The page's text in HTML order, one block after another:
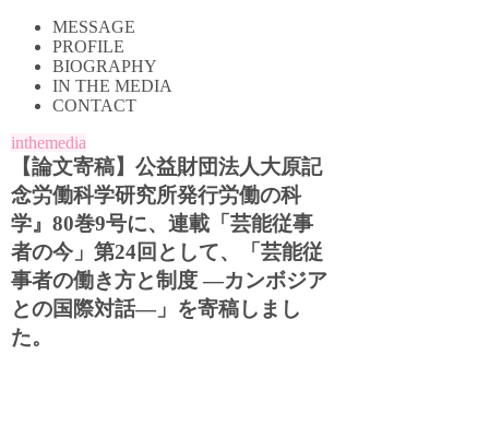
MESSAGE
PROFILE
BIOGRAPHY
IN THE MEDIA
CONTACT
inthemedia
【論文寄稿】公益財団法人大原記
念労働科学研究所発行労働の科
学』80巻9号に、連載「芸能従事
者の今」第24回として、「芸能従
事者の働き方と制度 ―カンボジア
との国際対話―」を寄稿しまし
た。